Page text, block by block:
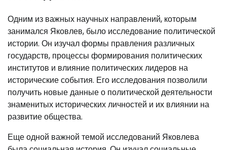
Одним из важных научных направлений, которым
занимался Яковлев, было исследование политической
истории. Он изучал формы правления различных
государств, процессы формирования политических
институтов и влияние политических лидеров на
исторические события. Его исследования позволили
получить новые данные о политической деятельности
знаменитых исторических личностей и их влиянии на
развитие общества.
Еще одной важной темой исследований Яковлева